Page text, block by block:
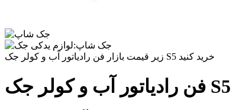
زیر قیمت بازار فن رادیاتور آب و کولر جک S5 خرید کنید